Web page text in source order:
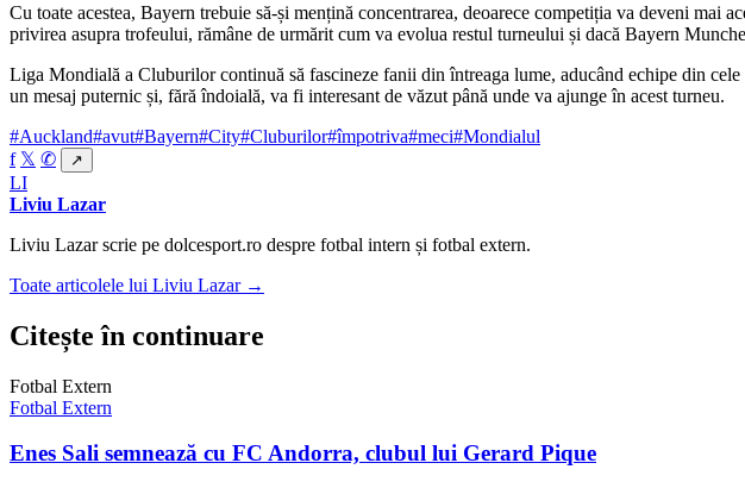
Cu toate acestea, Bayern trebuie să-și mențină concentrarea, deoarece competiția va deveni mai
privirea asupra trofeului, rămâne de urmărit cum va evolua restul turneului și dacă Bayern
Liga Mondială a Cluburilor continuă să fascineze fanii din întreaga lume, aducând echipe din
un mesaj puternic și, fără îndoială, va fi interesant de văzut până unde va ajunge în acest turneu.
#Auckland#avut#Bayern#City#Cluburilor#împotriva#meci#Mondialul
f 𝕏 ✆ ↗
LI
Liviu Lazar
Liviu Lazar scrie pe dolcesport.ro despre fotbal intern și fotbal extern.
Toate articolele lui Liviu Lazar →
Citește în continuare
Fotbal Extern
Fotbal Extern
Enes Sali semnează cu FC Andorra, clubul lui Gerard Pique